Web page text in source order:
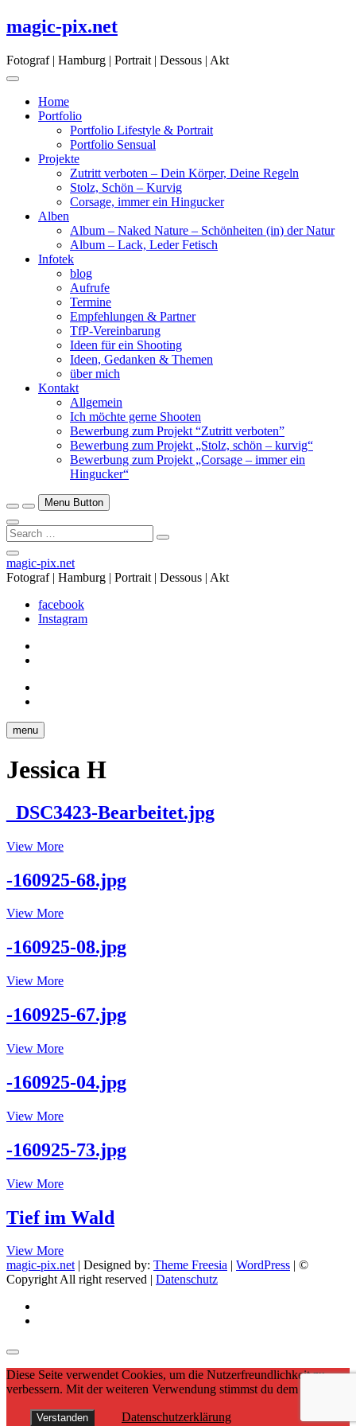
Skip
to
magic-pix.net
Fotograf | Hamburg | Portrait | Dessous | Akt
Home
Portfolio
Portfolio Lifestyle & Portrait
Portfolio Sensual
Projekte
Zutritt verboten – Dein Körper, Deine Regeln
Stolz, Schön – Kurvig
Corsage, immer ein Hingucker
Alben
Album – Naked Nature – Schönheiten (in) der Natur
Album – Lack, Leder Fetisch
Infotek
blog
Aufrufe
Termine
Empfehlungen & Partner
TfP-Vereinbarung
Ideen für ein Shooting
Ideen, Gedanken & Themen
über mich
Kontakt
Allgemein
Ich möchte gerne Shooten
Bewerbung zum Projekt “Zutritt verboten”
Bewerbung zum Projekt „Stolz, schön – kurvig“
Bewerbung zum Projekt „Corsage – immer ein
Hingucker“
Menu Button
Search
…
Close
Side
Menu
magic-pix.net
Fotograf | Hamburg | Portrait | Dessous | Akt
facebook
Instagram
menu
Jessica H
_DSC3423-Bearbeitet.jpg
View More_DSC3423-
-160925-68.jpg
View More-160925-
-160925-08.jpg
View More-160925-
-160925-67.jpg
View More-160925-
-160925-04.jpg
View More-160925-
-160925-73.jpg
View More-160925-
Tief im Wald
View MoreTief
im
Wald
magic-pix.net| Designed by: Theme Freesia WordPress | ©
Copyright All right reserved | Datenschutz
Diese Seite verwendet Cookies, um die Nutzerfreundlichkeit zu
verbessern. Mit der weiteren Verwendung stimmst du dem zu.
Verstanden Datenschutzerklärung